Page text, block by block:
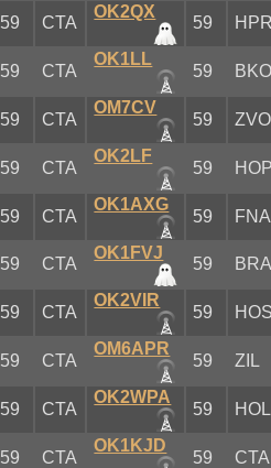
59 CTA
OK2QX
59
59 CTA
OK1LL
59
59 CTA
OM7CV
59 ZVO
59 CTA
OK2LF
59
59 CTA
OK1AXG
59 FNA
59 CTA
OK1FVJ
59
59 CTA
OK2VIR
59
59 CTA
OM6APR
59 ZIL
59 CTA
OK2WPA
59 HOL
59 CTA
OK1KJD
59 CTA